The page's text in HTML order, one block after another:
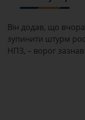
Він додав, що
зупинити штурм
НПЗ, – ворог зазнав